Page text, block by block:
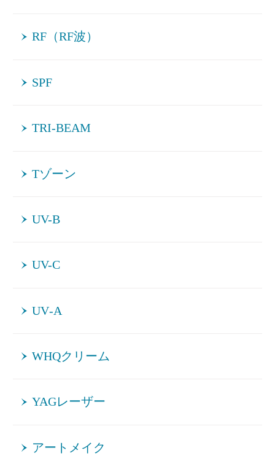
RF（RF波）
SPF
TRI-BEAM
Tゾーン
UV-B
UV-C
UV‐A
WHQクリーム
YAGレーザー
アートメイク